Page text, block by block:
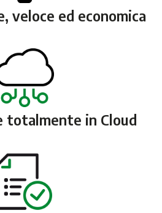
veloce ed economica
totalmente in Cloud